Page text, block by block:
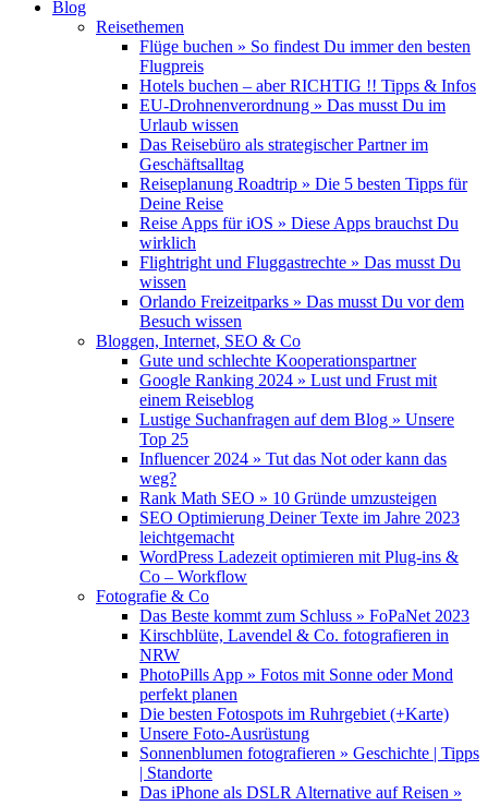
Blog
Reisethemen
Flüge buchen » So findest Du immer den besten
Flugpreis
Hotels buchen – aber RICHTIG !! Tipps & Infos
EU-Drohnenverordnung » Das musst Du im
Urlaub wissen
Das Reisebüro als strategischer Partner im
Geschäftsalltag
Reiseplanung Roadtrip » Die 5 besten Tipps für
Deine Reise
Reise Apps für iOS » Diese Apps brauchst Du
wirklich
Flightright und Fluggastrechte » Das musst Du
wissen
Orlando Freizeitparks » Das musst Du vor dem
Besuch wissen
Bloggen, Internet, SEO & Co
Gute und schlechte Kooperationspartner
Google Ranking 2024 » Lust und Frust mit
einem Reiseblog
Lustige Suchanfragen auf dem Blog » Unsere
Top 25
Influencer 2024 » Tut das Not oder kann das
weg?
Rank Math SEO » 10 Gründe umzusteigen
SEO Optimierung Deiner Texte im Jahre 2023
leichtgemacht
WordPress Ladezeit optimieren mit Plug-ins &
Co – Workflow
Fotografie & Co
Das Beste kommt zum Schluss » FoPaNet 2023
Kirschblüte, Lavendel & Co. fotografieren in
NRW
PhotoPills App » Fotos mit Sonne oder Mond
perfekt planen
Die besten Fotospots im Ruhrgebiet (+Karte)
Unsere Foto-Ausrüstung
Sonnenblumen fotografieren » Geschichte | Tipps
| Standorte
Das iPhone als DSLR Alternative auf Reisen »